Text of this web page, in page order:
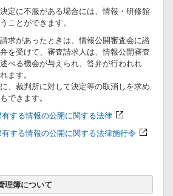
定に不服がある場合には、情報・研修館
ことができます。
求があったときは、情報公開審査会に諮
を受けて、審査請求人は、情報公開審査
べる機会が与えられ、答弁が行われれ
ます。
、裁判所に対して決定等の取消しを求め
できます。
する情報の公開に関する法律
する情報の公開に関する法律施行令
理簿について